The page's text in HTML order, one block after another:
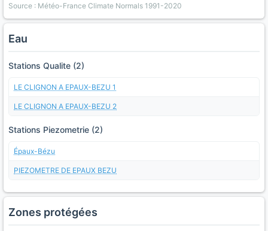
Source : Météo-France Climate Normals 1991-2020
Eau
Stations Qualite (2)
LE CLIGNON A EPAUX-BEZU 1
LE CLIGNON A EPAUX-BEZU 2
Stations Piezometrie (2)
Épaux-Bézu
PIEZOMETRE DE EPAUX BEZU
Zones protégées